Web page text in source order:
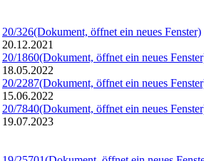
20/326(Dokument, öffnet ein neues Fenster)
20.12.2021
20/1860(Dokument, öffnet ein neues
18.05.2022
20/2287(Dokument, öffnet ein neues
15.06.2022
20/7840(Dokument, öffnet ein neues
19.07.2023